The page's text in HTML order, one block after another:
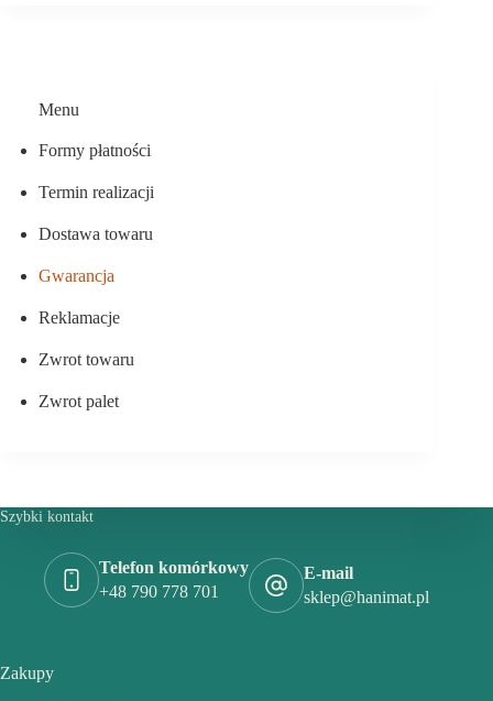
Menu
Formy płatności
Termin realizacji
Dostawa towaru
Gwarancja
Reklamacje
Zwrot towaru
Zwrot palet
Szybki kontakt
Telefon komórkowy
+48 790 778 701
E-mail
sklep@hanimat.pl
Zakupy